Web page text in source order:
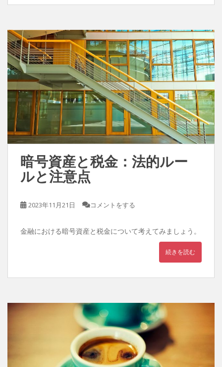
暗号資産と税金：法的ルー
ルと注意点
2023年11月21日 コメントをする
金融における暗号資産と税金について考えてみましょう。
続きを読む